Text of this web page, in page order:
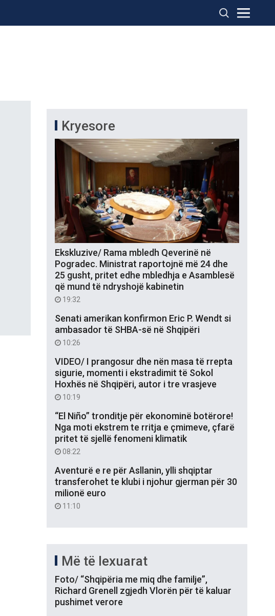
Kryesore
Ekskluzive/ Rama mbledh Qeverinë në
Pogradec. Ministrat raportojnë më 24 dhe
25 gusht, pritet edhe mbledhja e Asamblesë
që mund të ndryshojë kabinetin
19:32
Senati amerikan konfirmon Eric P. Wendt si
ambasador të SHBA-së në Shqipëri
10:26
VIDEO/ I prangosur dhe nën masa të rrepta
sigurie, momenti i ekstradimit të Sokol
Hoxhës në Shqipëri, autor i tre vrasjeve
10:19
“El Niño” tronditje për ekonominë botërore!
Nga moti ekstrem te rritja e çmimeve, çfarë
pritet të sjellë fenomeni klimatik
08:22
Aventurë e re për Asllanin, ylli shqiptar
transferohet te klubi i njohur gjerman për 30
milionë euro
11:10
Më të lexuarat
Foto/ “Shqipëria me miq dhe familje”,
Richard Grenell zgjedh Vlorën për të kaluar
pushimet verore